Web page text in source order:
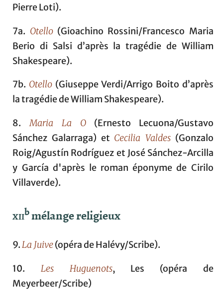
Pierre Loti).
7a. Otello(Gioachino Rossini/Francesco Maria
Berio di Salsi d’après la tragédie de William
Shakespeare).
7b. Otello (Giuseppe Verdi/Arrigo Boito d’après
la tragédie de William Shakespeare).
8. Maria La O(Ernesto Lecuona/Gustavo
Sánchez Galarraga) et Cecilia Valdes(Gonzalo
Roig/Agustín Rodríguez et José Sánchez-Arcilla
y García d'après le roman éponyme de Cirilo
Villaverde).
xiibmélange religieux
9.La Juive(opéra de Halévy/Scribe).
10. Les Huguenots, Les (opéra de
Meyerbeer/Scribe)